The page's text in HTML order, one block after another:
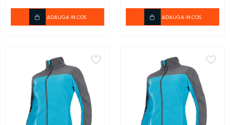
ADAUGA IN COS ADAUGA IN COS